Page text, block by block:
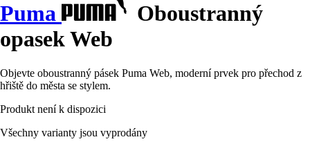
Puma
Oboustranný
opasek Web
Objevte oboustranný pásek Puma Web, moderní prvek pro přechod z
hřiště do města se stylem.
Produkt není k dispozici
Všechny varianty jsou vyprodány